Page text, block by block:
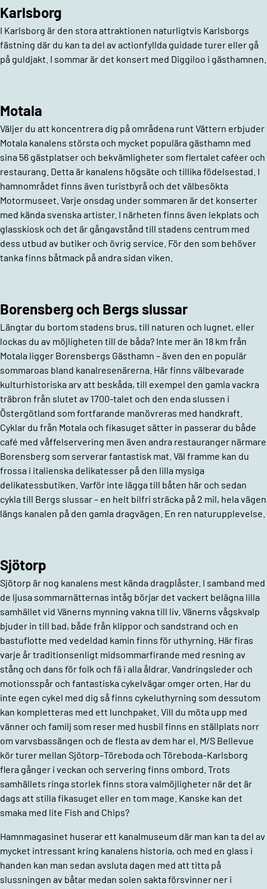
Karlsborg
I Karlsborg är den stora attraktionen naturligtvis Karlsborgs
fästning där du kan ta del av actionfyllda guidade turer eller gå
på guldjakt. I sommar är det konsert med Diggiloo i gästhamnen.
Motala
Väljer du att koncentrera dig på områdena runt Vättern erbjuder
Motala kanalens största och mycket populära gästhamn med
sina 56 gästplatser och bekvämligheter som flertalet caféer och
restaurang. Detta är kanalens högsäte och tillika födelsestad. I
hamnområdet finns även turistbyrå och det välbesökta
Motormuseet. Varje onsdag under sommaren är det konserter
med kända svenska artister. I närheten finns även lekplats och
glasskiosk och det är gångavstånd till stadens centrum med
dess utbud av butiker och övrig service. För den som behöver
tanka finns båtmack på andra sidan viken.
Borensberg och Bergs slussar
Längtar du bortom stadens brus, till naturen och lugnet, eller
lockas du av möjligheten till de båda? Inte mer än 18 km från
Motala ligger Borensbergs Gästhamn – även den en populär
sommaroas bland kanalresenärerna. Här finns välbevarade
kulturhistoriska arv att beskåda, till exempel den gamla vackra
träbron från slutet av 1700-talet och den enda slussen i
Östergötland som fortfarande manövreras med handkraft.
Cyklar du från Motala och fikasuget sätter in passerar du både
café med våffelservering men även andra restauranger närmare
Borensberg som serverar fantastisk mat. Väl framme kan du
frossa i italienska delikatesser på den lilla mysiga
delikatessbutiken. Varför inte lägga till båten här och sedan
cykla till Bergs slussar – en helt bilfri sträcka på 2 mil, hela vägen
längs kanalen på den gamla dragvägen. En ren naturupplevelse.
Sjötorp
Sjötorp är nog kanalens mest kända dragplåster. I samband med
de ljusa sommarnätternas intåg börjar det vackert belägna lilla
samhället vid Vänerns mynning vakna till liv. Vänerns vågskvalp
bjuder in till bad, både från klippor och sandstrand och en
bastuflotte med vedeldad kamin finns för uthyrning. Här firas
varje år traditionsenligt midsommarfirande med resning av
stång och dans för folk och fä i alla åldrar. Vandringsleder och
motionsspår och fantastiska cykelvägar omger orten. Har du
inte egen cykel med dig så finns cykeluthyrning som dessutom
kan kompletteras med ett lunchpaket. Vill du möta upp med
vänner och familj som reser med husbil finns en ställplats norr
om varvsbassängen och de flesta av dem har el. M/S Bellevue
kör turer mellan Sjötorp–Töreboda och Töreboda–Karlsborg
flera gånger i veckan och servering finns ombord. Trots
samhällets ringa storlek finns stora valmöjligheter när det är
dags att stilla fikasuget eller en tom mage. Kanske kan det
smaka med lite Fish and Chips?
Hamnmagasinet huserar ett kanalmuseum där man kan ta del av
mycket intressant kring kanalens historia, och med en glass i
handen kan man sedan avsluta dagen med att titta på
slussningen av båtar medan solen sakta försvinner ner i